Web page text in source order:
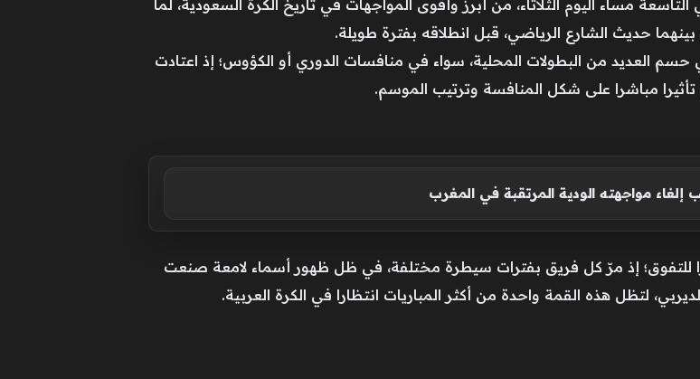
مساء اليوم الثلاثاء، من أبرز وأقوى المواجهات في تاريخ الكرة السعودية، لما
حديث الشارع الرياضي، قبل انطلاقه بفترة طويلة.
حسم العديد من البطولات المحلية، سواء في منافسات الدوري أو الكؤوس؛ إذ اعتادت
تأثيرا مباشرا على شكل المنافسة وترتيب الموسم.
مواجهته الودية المرتقبة في المغرب
للتفوق؛ إذ مرّ كل فريق بفترات سيطرة مختلفة، في ظل ظهور أسماء لامعة صنعت
لتظل هذه القمة واحدة من أكثر المباريات انتظارا في الكرة العربية.